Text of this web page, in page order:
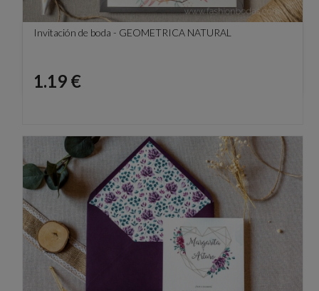
Invitación de boda - GEOMETRICA NATURAL
Precio
1.19 €